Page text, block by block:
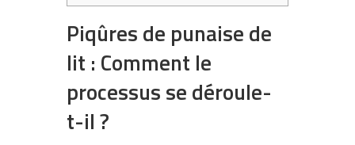
Piqûres de punaise de
lit : Comment le
processus se déroule-
t-il ?